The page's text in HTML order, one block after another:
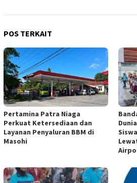
POS TERKAIT
Pertamina Patra Niaga
Perkuat Ketersediaan dan
Layanan Penyaluran BBM di
Masohi